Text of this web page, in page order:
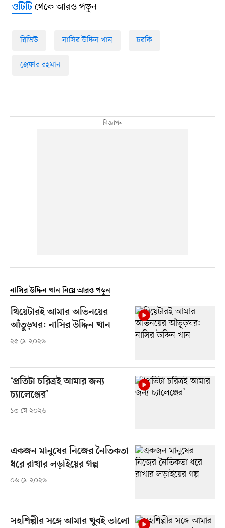
ওটিটিথেকে আরও পড়ুন
রিভিউ নাসির উদ্দিন খান চরকি
জেফার রহমান
নাসির উদ্দিন খান নিয়ে আরও পড়ুন
থিয়েটারই আমার অভিনয়ের
আঁতুড়ঘর: নাসির উদ্দিন খান
২৫ মে ২০২৬
‘প্রতিটা চরিত্রই আমার জন্য
চ্যালেঞ্জের’
১৩ মে ২০২৬
একজন মানুষের নিজের নৈতিকতা
ধরে রাখার লড়াইয়ের গল্প
০৬ মে ২০২৬
সহশিল্পীর সঙ্গে আমার খুবই ভালো